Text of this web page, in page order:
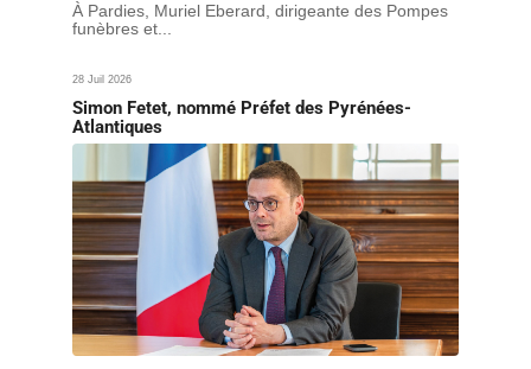
À Pardies, Muriel Eberard, dirigeante des Pompes
funèbres et...
28 Juil 2026
Simon Fetet, nommé Préfet des Pyrénées-
Atlantiques